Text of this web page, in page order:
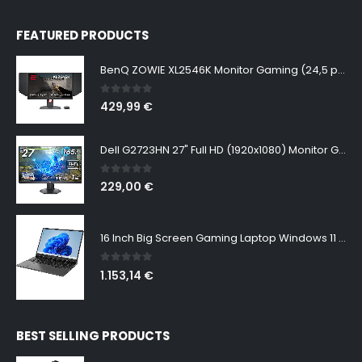
FEATURED PRODUCTS
BenQ ZOWIE XL2546K Monitor Gaming (24,5 pulgadas, FHD 1080p, 240 Hz, 0.5ms, DyAc+, XL Setting to Share, S switch, Shielding Hood)
0out of 5
429,99 €
Dell G2723HN 27" Full HD (1920x1080) Monitor Gaming, 165Hz, Fast IPS, 1ms, AMD FreeSync Premium, NVIDIA G-SYNC Compatible, 99% sRGB, DisplayPort, 2x HDMI, Negro
0out of 5
229,00 €
16 Inch Big Screen Gaming Laptop Windows 11 Pro, Intel i9 12900H GeForce RTX 3060 6G, 64GB DDR4 2TB NVMe, 2.5K IPS 165Hz Notebook Gamer PC Computer, WiFi6 BT5.2, Colorful Backlit Keyboard
0 out of 5
1.153,14 €
BEST SELLING PRODUCTS